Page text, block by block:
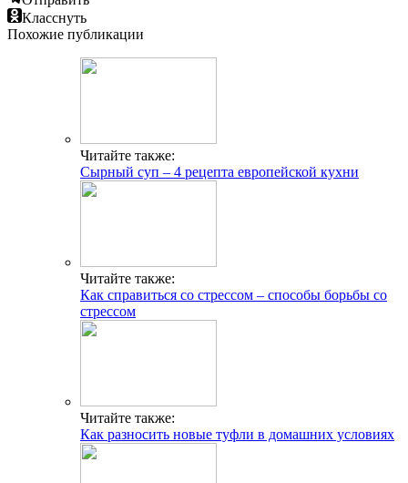
Класснуть
Похожие публикации
Читайте также:
Сырный суп – 4 рецепта европейской кухни
Читайте также:
Как справиться со стрессом – способы борьбы со
стрессом
Читайте также:
Как разносить новые туфли в домашних условиях